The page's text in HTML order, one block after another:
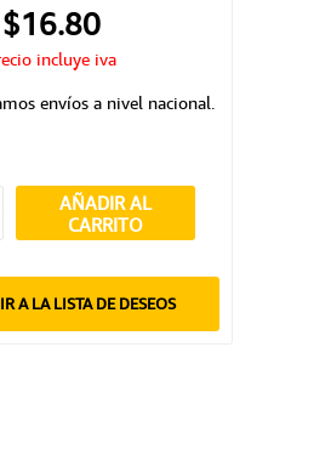
$16.80
incluye iva
envíos a nivel nacional.
AÑADIR AL
CARRITO
A LA LISTA DE DESEOS